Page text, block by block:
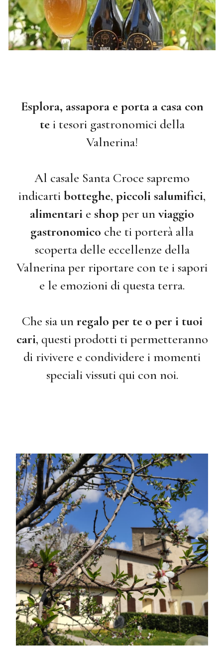
Esplora, assapora e porta a casa con
tei tesori gastronomici della
Valnerina!
Al casale Santa Croce sapremo
indicartibotteghe, piccoli salumifici,
alimentari e shopper unviaggio
gastronomico che ti porterà alla
scoperta delle eccellenze della
Valnerina per riportare con te i sapori
e le emozioni di questa terra.
Che sia unregalo per te o per i tuoi
cari, questi prodotti ti permetteranno
di rivivere e condividere i momenti
speciali vissuti qui con noi.